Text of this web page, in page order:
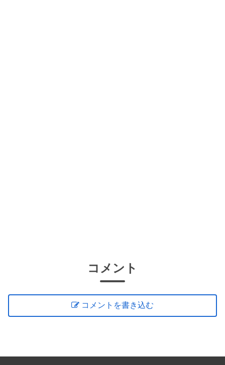
コメント
コメントを書き込む